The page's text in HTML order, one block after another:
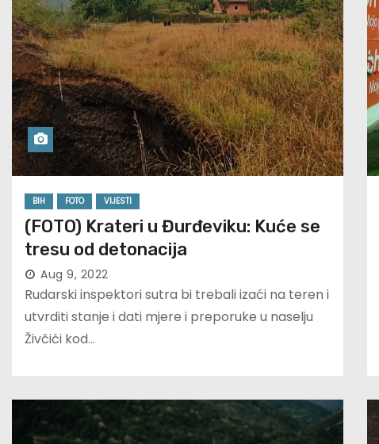
BIH FOTO VIJESTI
(FOTO) Krateri u Đurđeviku: Kuće se
tresu od detonacija
Aug 9, 2022
Rudarski inspektori sutra bi trebali izaći na teren i
utvrditi stanje i dati mjere i preporuke u naselju
Živčići kod…